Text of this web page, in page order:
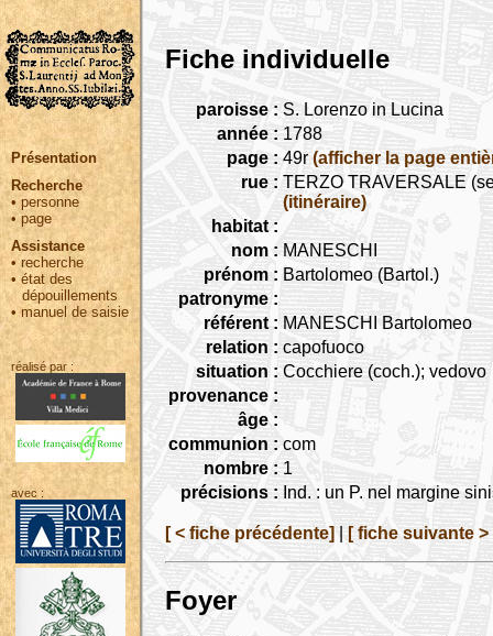
Présentation
Recherche
• personne
•page
Assistance
• recherche
•état des
dépouillements
•manuel de saisie
réalisé par :
avec :
Fiche individuelle
paroisse : S. Lorenzo in Lucina
année : 1788
page : 49r (afficher la page
rue : TERZO TRAVERSALE
(itinéraire)
habitat :
nom : MANESCHI
prénom : Bartolomeo (Bartol.)
patronyme :
référent : MANESCHI Bartolomeo
relation : capofuoco
situation : Cocchiere (coch.); vedovo
provenance :
âge :
communion : com
nombre : 1
précisions : Ind. : un P. nel margine
[ < fiche précédente] [ fiche suivante >
Foyer